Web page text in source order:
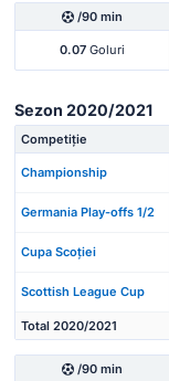
/90 min
0.07Goluri
Sezon 2020/2021
Competiție
Championship
Germania Play-offs 1/2
Cupa Scoției
Scottish League Cup
Total 2020/2021
/90 min